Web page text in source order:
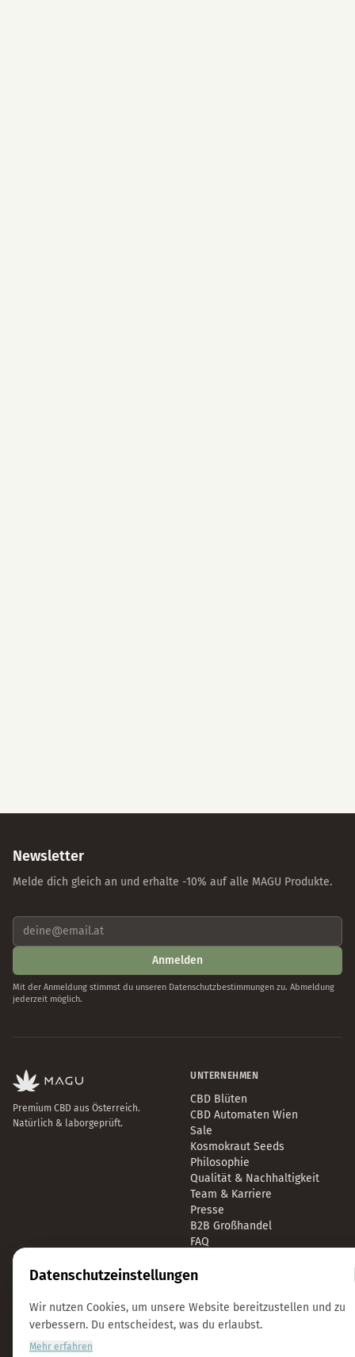
Newsletter
Melde dich gleich an und erhalte -10% auf alle MAGU Produkte.
Anmelden
Mit der Anmeldung stimmst du unseren Datenschutzbestimmungen zu. Abmeldung
jederzeit möglich.
Premium CBD aus Österreich.
Natürlich & laborgeprüft.
UNTERNEHMEN
CBD Blüten
CBD Automaten Wien
Sale
Kosmokraut Seeds
Philosophie
Qualität & Nachhaltigkeit
Team & Karriere
Presse
B2B Großhandel
FAQ
LEGAL
Impressum
Datenschutz
Cookie-Einstellungen
KONTAKT
info@magu-cbd.com
Wien, Österreich
Datenschutzeinstellungen
Wir nutzen Cookies, um unsere Website bereitzustellen und zu
verbessern. Du entscheidest, was du erlaubst.
Mehr erfahren